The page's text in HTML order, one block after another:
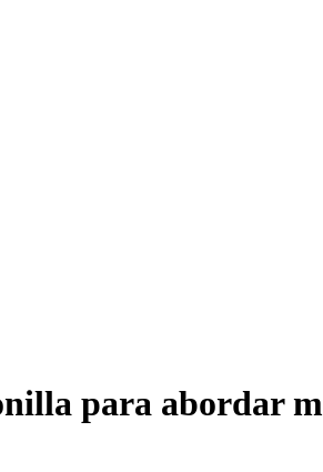
para abordar